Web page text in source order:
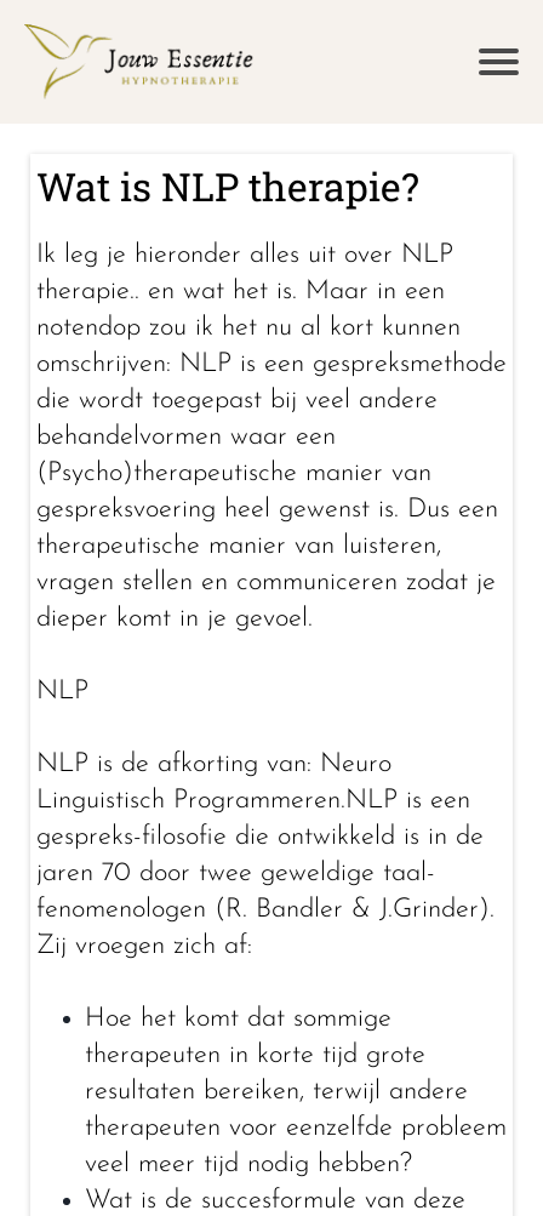
Wat is NLP therapie?
Ik leg je hieronder alles uit over NLP
therapie.. en wat het is. Maar in een
notendop zou ik het nu al kort kunnen
omschrijven: NLP is een gespreksmethode
die wordt toegepast bij veel andere
behandelvormen waar een
(Psycho)therapeutische manier van
gespreksvoering heel gewenst is. Dus een
therapeutische manier van luisteren,
vragen stellen en communiceren zodat je
dieper komt in je gevoel.
NLP
NLP is de afkorting van: Neuro
Linguistisch Programmeren.NLP is een
gespreks-filosofie die ontwikkeld is in de
jaren 70 door twee geweldige taal-
fenomenologen (R. Bandler & J.Grinder).
Zij vroegen zich af:
Hoe het komt dat sommige
therapeuten in korte tijd grote
resultaten bereiken, terwijl andere
therapeuten voor eenzelfde probleem
veel meer tijd nodig hebben?
Wat is de succesformule van deze